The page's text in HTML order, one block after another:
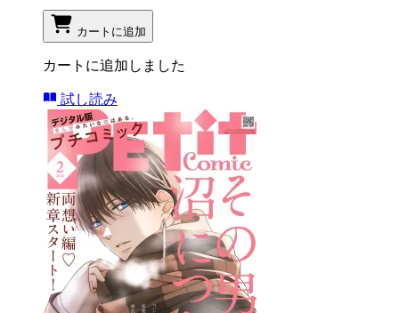
カートに追加
カートに追加しました
試し読み